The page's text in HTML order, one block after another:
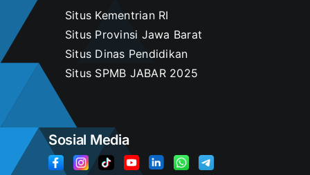
Situs Kementrian RI
Situs Provinsi Jawa Barat
Situs Dinas Pendidikan
Situs SPMB JABAR 2025
Sosial Media